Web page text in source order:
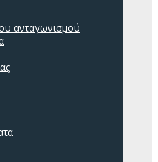
ανταγωνισμού